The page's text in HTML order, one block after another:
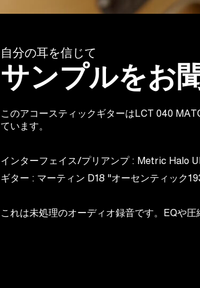
自分の耳を信じて
サンプルをお
このアコースティックギターはLCT 040
ています。
インターフェイス/プリアンプ : Metric Halo
ギター : マーティン D18 "オーセンティック
これは未処理のオーディオ録音です。EQや圧